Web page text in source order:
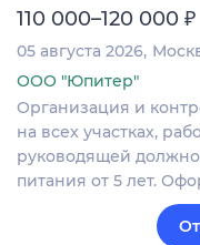
110 000–120 000 ₽
05 августа 2026
ООО "Юпитер"
Организация и
на всех участках,
руководящей
питания от 5 лет.